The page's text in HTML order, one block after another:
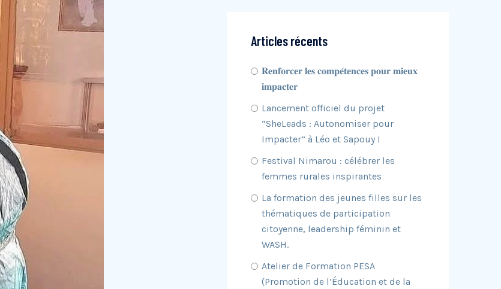
Articles récents
𝐑𝐞𝐧𝐟𝐨𝐫𝐜𝐞𝐫 𝐥𝐞𝐬 𝐜𝐨𝐦𝐩𝐞́𝐭𝐞𝐧𝐜𝐞𝐬 𝐩𝐨𝐮𝐫 𝐦𝐢𝐞𝐮𝐱
𝐢𝐦𝐩𝐚𝐜𝐭𝐞𝐫
Lancement officiel du projet
“SheLeads : Autonomiser pour
Impacter” à Léo et Sapouy !
Festival Nimarou : célébrer les
femmes rurales inspirantes
La formation des jeunes filles sur les
thématiques de participation
citoyenne, leadership féminin et
WASH.
Atelier de Formation PESA
(Promotion de l’Éducation et de la